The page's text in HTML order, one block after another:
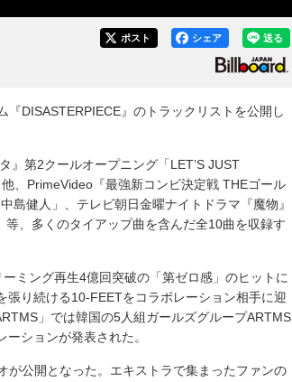
送る
シェア
ポスト
DISASTERPIECE』のトラックリストを公開し
第2クールオープニング「LET’S JUST
、PrimeVideo『最強新コンビ決定戦 THEゴール
健人」、テレビ朝日金曜ナイトドラマ『魔物』
、多くのタイアップ曲を含んだ全10曲を収録す
ミング再生4億回突破の「第ゼロ感」のヒットに
り続ける10-FEETをコラボレーション相手に迎
」では韓国の5人組ガールズグループARTMS
ションが発表された。
公開となった。エキストラで集まったファンの